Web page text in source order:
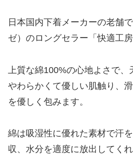
日本国内下着メーカーの老舗
ゼ）のロングセラー「快適工房
上質な綿100%の心地よさで
やわらかくて優しい肌触り、
を優しく包みます。
綿は吸湿性に優れた素材で汗
収、水分を適度に放出してく